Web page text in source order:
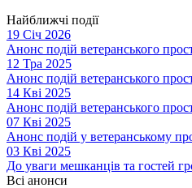
Найближчі події
19 Січ 2026
Анонс подій ветеранського
12 Тра 2025
Анонс подій ветеранського
14 Кві 2025
Анонс подій ветеранського
07 Кві 2025
Анонс подій у ветеранському
03 Кві 2025
До уваги мешканців та гостей
Всі анонси